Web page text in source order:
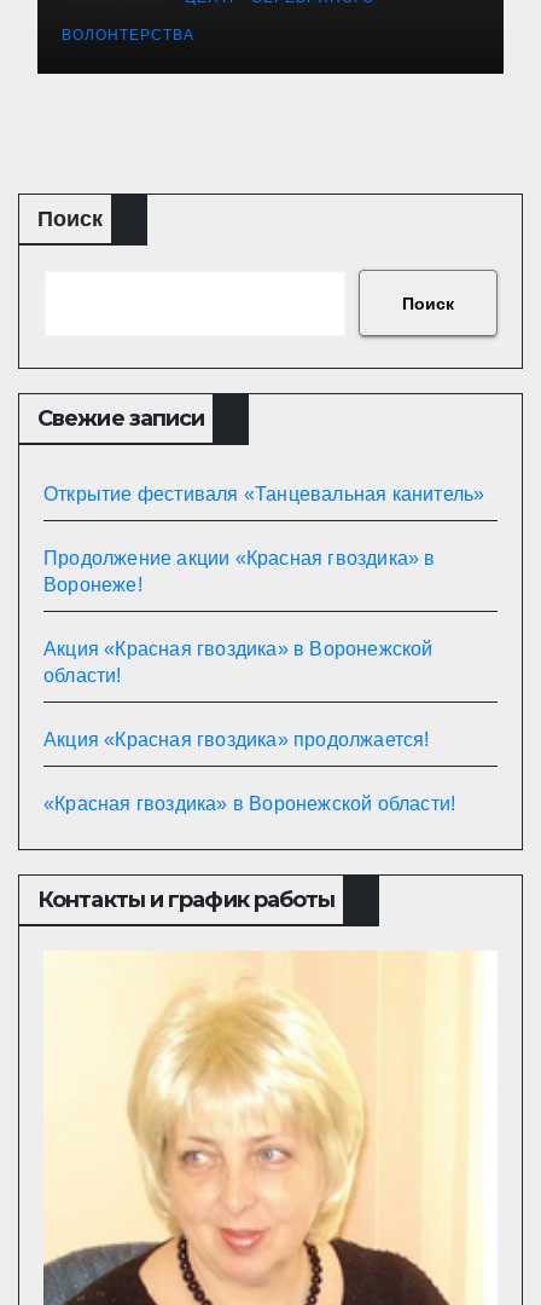
ВОЛОНТЕРСТВА
Поиск
Поиск
Свежие записи
Открытие фестиваля «Танцевальная канитель»
Продолжение акции «Красная гвоздика» в
Воронеже!
Акция «Красная гвоздика» в Воронежской
области!
Акция «Красная гвоздика» продолжается!
«Красная гвоздика» в Воронежской области!
Контакты и график работы